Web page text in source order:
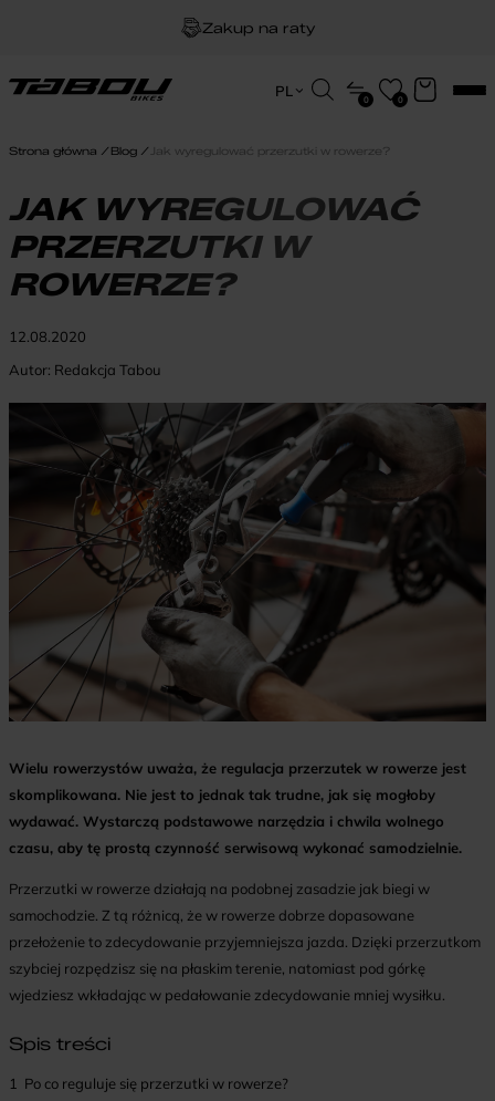
Dożywotnia gwarancja na ramę
Darmowa dostawa
PL
HU
Wyszukiwarka
produktów
0 0
Strona główna Blog Jak wyregulować przerzutki w rowerze?
JAK WYREGULOWAĆ
PRZERZUTKI W
ROWERZE?
12.08.2020
Autor: Redakcja Tabou
Wielu rowerzystów uważa, że regulacja przerzutek w rowerze jest
skomplikowana. Nie jest to jednak tak trudne, jak się mogłoby
wydawać. Wystarczą podstawowe narzędzia i chwila wolnego
czasu, aby tę prostą czynność serwisową wykonać samodzielnie.
Przerzutki w rowerze działają na podobnej zasadzie jak biegi w
samochodzie. Z tą różnicą, że w rowerze dobrze dopasowane
przełożenie to zdecydowanie przyjemniejsza jazda. Dzięki przerzutkom
szybciej rozpędzisz się na płaskim terenie, natomiast pod górkę
wjedziesz wkładając w pedałowanie zdecydowanie mniej wysiłku.
Spis treści
1 Po co reguluje się przerzutki w rowerze?